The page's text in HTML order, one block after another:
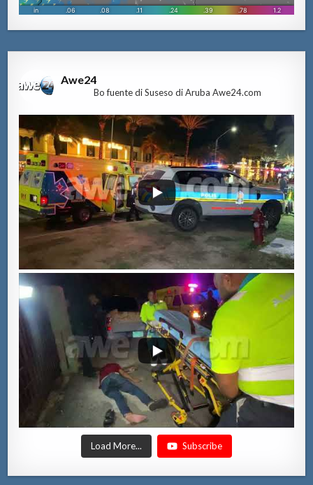
Awe24
Bo fuente di Suseso di Aruba Awe24.com
Load More... Subscribe